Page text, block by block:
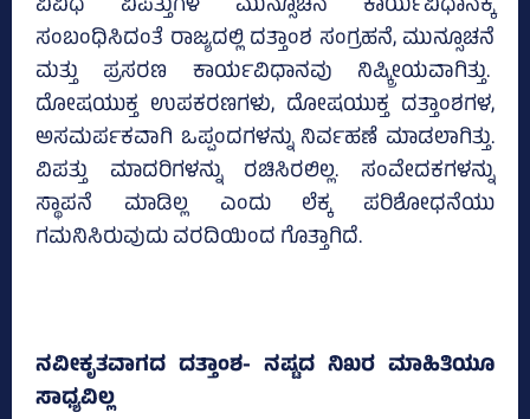
ಸಂಬಂಧಿಸಿದಂತೆ ರಾಜ್ಯದಲ್ಲಿ ದತ್ತಾಂಶ ಸಂಗ್ರಹನೆ, ಮುನ್ಸೂಚನೆ
ಮತ್ತು ಪ್ರಸರಣ ಕಾರ್ಯವಿಧಾನವು ನಿಷ್ಕ್ರೀಯವಾಗಿತ್ತು.
ದೋಷಯುಕ್ತ ಉಪಕರಣಗಳು, ದೋಷಯುಕ್ತ ದತ್ತಾಂಶಗಳ,
ಅಸಮರ್ಪಕವಾಗಿ ಒಪ್ಪಂದಗಳನ್ನು ನಿರ್ವಹಣೆ ಮಾಡಲಾಗಿತ್ತು.
ವಿಪತ್ತು ಮಾದರಿಗಳನ್ನು ರಚಿಸಿರಲಿಲ್ಲ. ಸಂವೇದಕಗಳನ್ನು
ಸ್ಥಾಪನೆ ಮಾಡಿಲ್ಲ ಎಂದು ಲೆಕ್ಕ ಪರಿಶೋಧನೆಯು
ಗಮನಿಸಿರುವುದು ವರದಿಯಿಂದ ಗೊತ್ತಾಗಿದೆ.
ನವೀಕೃತವಾಗದ ದತ್ತಾಂಶ- ನಷ್ಟದ ನಿಖರ ಮಾಹಿತಿಯೂ
ಸಾಧ್ಯವಿಲ್ಲ